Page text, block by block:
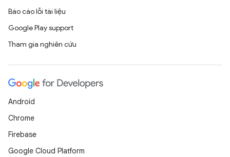
Báo cáo lỗi tài liệu
Google Play support
Tham gia nghiên cứu
Android
Chrome
Firebase
Google Cloud Platform